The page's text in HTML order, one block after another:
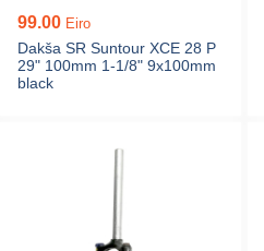
99.00 Eiro
Dakša SR Suntour XCE 28 P
29" 100mm 1-1/8" 9x100mm
black